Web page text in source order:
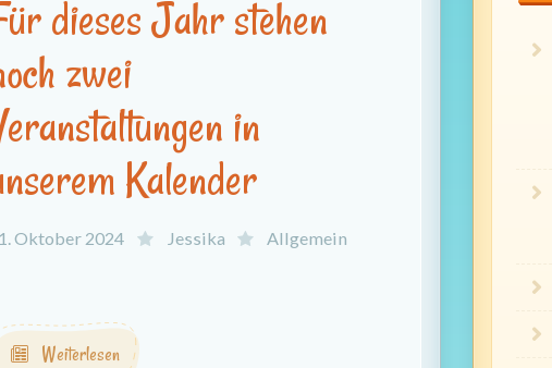
dieses Jahr stehen
zwei
in
Kalender
Oktober 2024 Jessika Allgemein
Weiterlesen